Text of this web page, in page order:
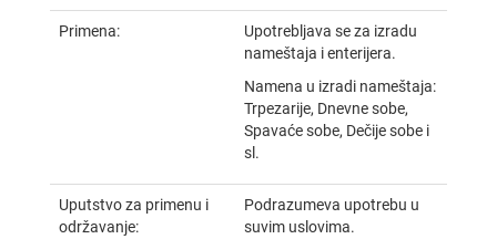
Primena:
Upotrebljava se za izradu
nameštaja i enterijera.
Namena u izradi nameštaja:
Trpezarije, Dnevne sobe,
Spavaće sobe, Dečije sobe i
sl.
Uputstvo za primenu i
održavanje:
Podrazumeva upotrebu u
suvim uslovima.